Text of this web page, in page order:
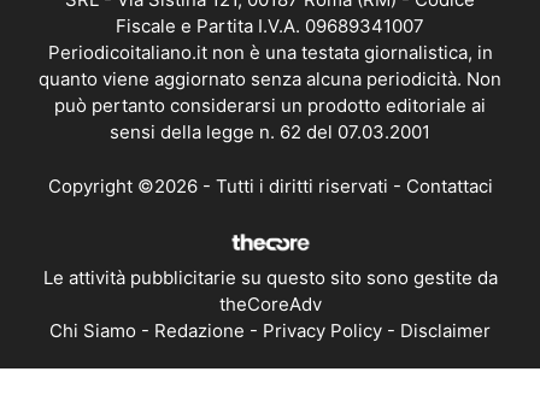
Fiscale e Partita I.V.A. 09689341007
Periodicoitaliano.it non è una testata giornalistica, in
quanto viene aggiornato senza alcuna periodicità. Non
può pertanto considerarsi un prodotto editoriale ai
sensi della legge n. 62 del 07.03.2001
Copyright ©2026 - Tutti i diritti riservati - Contattaci
Le attività pubblicitarie su questo sito sono gestite da
theCoreAdv
Chi Siamo - Redazione - Privacy Policy - Disclaimer